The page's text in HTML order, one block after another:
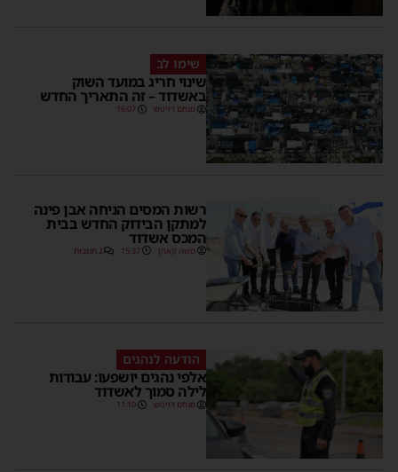
שימו לב
שינוי חריג במועד השוק
באשדוד – זה התאריך החדש
מנחם דויטש 16:07
רשות המסים הניחה אבן פינה
למתקן הבידוק החדש בבית
המכס אשדוד
משה קאהן 15:37 2 תגובות
הודעה לנהגים
אלפי נהגים יושפעו: עבודות
לילה סמוך לאשדוד
מנחם דויטש 11:10